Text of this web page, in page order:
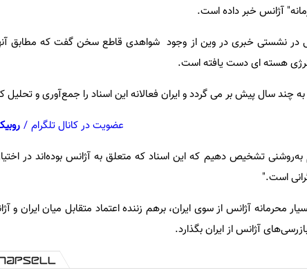
آژانس خبر داده است.
در نشستی خبری در وین از وجود شواهدی قاطع سخن گفت که مطابق
هسته ای دست یافته است.
چند سال پیش بر می گردد و ایران فعالانه این اسناد را جمع‌آوری و
عضویت در کانال تلگرام /
به‌روشنی تشخیص دهیم که این اسناد که متعلق به آژانس بوده‌اند در
است."
محرمانه آژانس از سوی ایران، برهم‌ زننده اعتماد متقابل میان ایران و
آژانس از ایران بگذارد.